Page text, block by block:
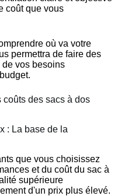
coût que vous
où va votre
permettra de faire des
vos besoins
des sacs à dos
: La base de la
que vous choisissez
et du coût du sac à
supérieure
d'un prix plus élevé.